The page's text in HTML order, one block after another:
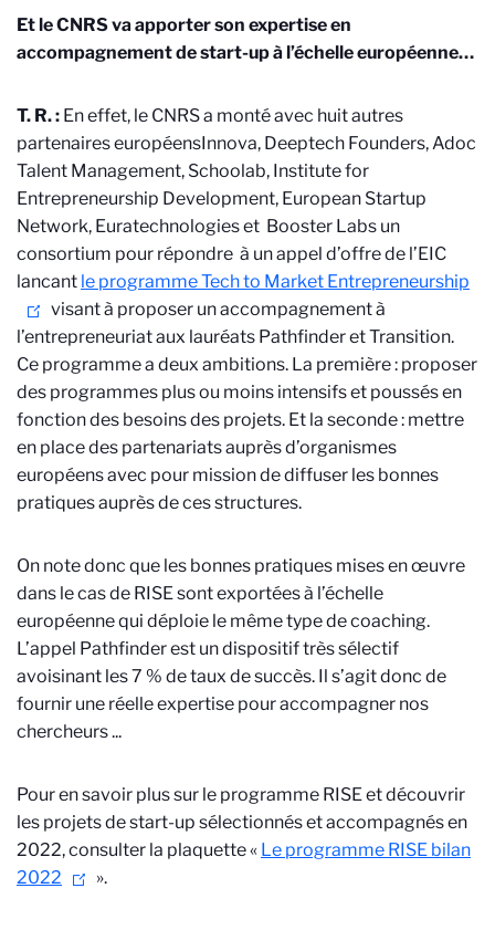
Et le CNRS va apporter son expertise en
accompagnement de start-up à l’échelle européenne…
T. R. : En effet, le CNRS a monté avec huit autres
partenaires européensInnova, Deeptech Founders, Adoc
Talent Management, Schoolab, Institute for
Entrepreneurship Development, European Startup
Network, Euratechnologies et Booster Labs un
consortium pour répondre à un appel d’offre de l’EIC
lancant le programme Tech to Market Entrepreneurship
visant à proposer un accompagnement à
l’entrepreneuriat aux lauréats Pathfinder et Transition.
Ce programme a deux ambitions. La première : proposer
des programmes plus ou moins intensifs et poussés en
fonction des besoins des projets. Et la seconde : mettre
en place des partenariats auprès d’organismes
européens avec pour mission de diffuser les bonnes
pratiques auprès de ces structures.
On note donc que les bonnes pratiques mises en œuvre
dans le cas de RISE sont exportées à l’échelle
européenne qui déploie le même type de coaching.
L’appel Pathfinder est un dispositif très sélectif
avoisinant les 7 % de taux de succès. Il s’agit donc de
fournir une réelle expertise pour accompagner nos
chercheurs ...
Pour en savoir plus sur le programme RISE et découvrir
les projets de start-up sélectionnés et accompagnés en
2022, consulter la plaquette « Le programme RISE bilan
2022
».